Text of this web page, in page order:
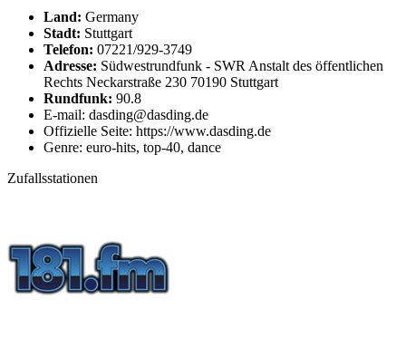
Land: Germany
Stadt: Stuttgart
Telefon: 07221/929-3749
Adresse: Südwestrundfunk - SWR Anstalt des öffentlichen
Rechts Neckarstraße 230 70190 Stuttgart
Rundfunk: 90.8
E-mail: dasding@dasding.de
Offizielle Seite: https://www.dasding.de
Genre: euro-hits, top-40, dance
Zufallsstationen